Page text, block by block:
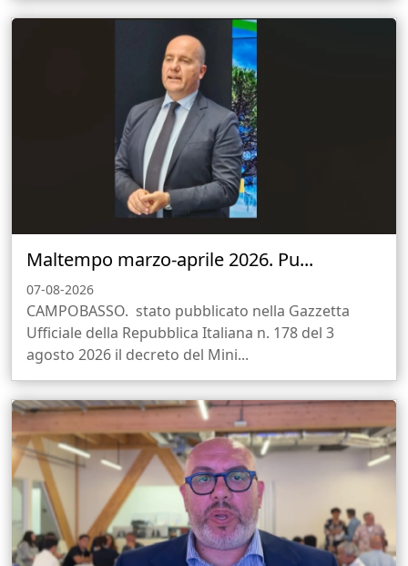
Maltempo marzo-aprile 2026. Pu...
07-08-2026
CAMPOBASSO. stato pubblicato nella Gazzetta
Ufficiale della Repubblica Italiana n. 178 del 3
agosto 2026 il decreto del Mini...